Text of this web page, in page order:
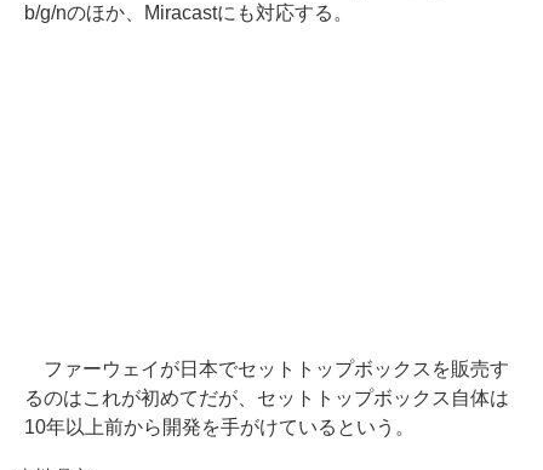
b/g/nのほか、Miracastにも対応する。
ファーウェイが日本でセットトップボックスを販売す
るのはこれが初めてだが、セットトップボックス自体は
10年以上前から開発を手がけているという。